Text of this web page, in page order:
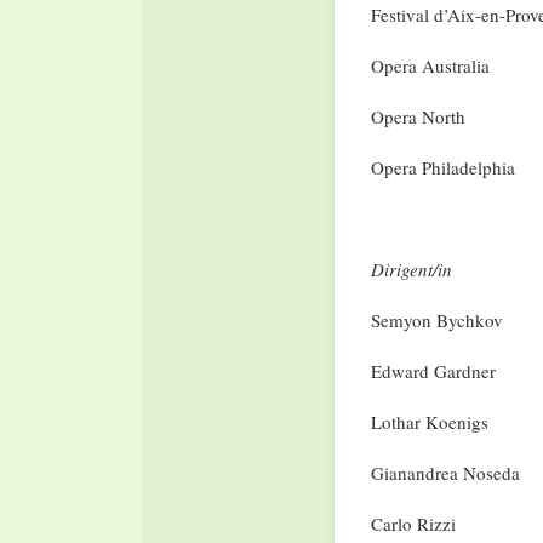
Festival d’Aix-en-
Opera Australia
Opera North
Opera Philadelphia
Dirigent/in
Semyon Bychkov
Edward Gardner
Lothar Koenigs
Gianandrea Noseda
Carlo Rizzi